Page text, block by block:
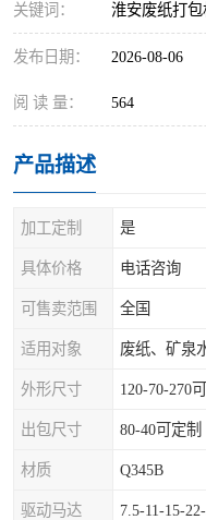
关键词： 淮安废纸打
发布日期： 2026-08-06
阅 读 量： 564
产品描述
加工定制 是
具体价格 电话咨询
可售卖范围 全国
适用对象
外形尺寸 120-70-270
出包尺寸 80-40可定制
材质 Q345B
驱动马达 7.5-11-15-